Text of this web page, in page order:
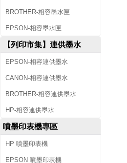
BROTHER-相容墨水匣
EPSON-相容墨水匣
【列印市集】連供墨水
EPSON-相容連供墨水
CANON-相容連供墨水
BROTHER-相容連供墨水
HP-相容連供墨水
噴墨印表機專區
HP 噴墨印表機
EPSON 噴墨印表機